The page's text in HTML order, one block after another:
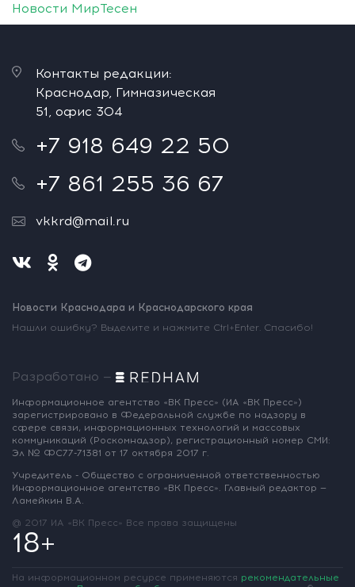
Новости МирТесен
Контакты редакции:
Краснодар, Гимназическая
51, офис 304
+7 918 649 22 50
+7 861 255 36 67
vkkrd@mail.ru
Новости Краснодара и Краснодарского края
Нашли ошибку? Выделите и нажмите Ctrl+Enter. Спасибо!
Разработано —
Информационное агентство «ВК Пресс» (ИА «ВК Пресс»)
зарегистрировано в Федеральной службе по надзору в
сфере связи, информационных технологий и массовых
коммуникаций (Роскомнадзор), регистрационный номер СМИ:
Эл № ФС77-71381 от 17 октября 2017 г.
Учредитель - Общество с ограниченной ответственностью
Информационное агентство «ВК Пресс». Главный редактор —
Ламейкин В.А.
@ 2017 ИА «ВК Пресс» Все права защищены
18+
На информационном ресурсе применяются рекомендательные